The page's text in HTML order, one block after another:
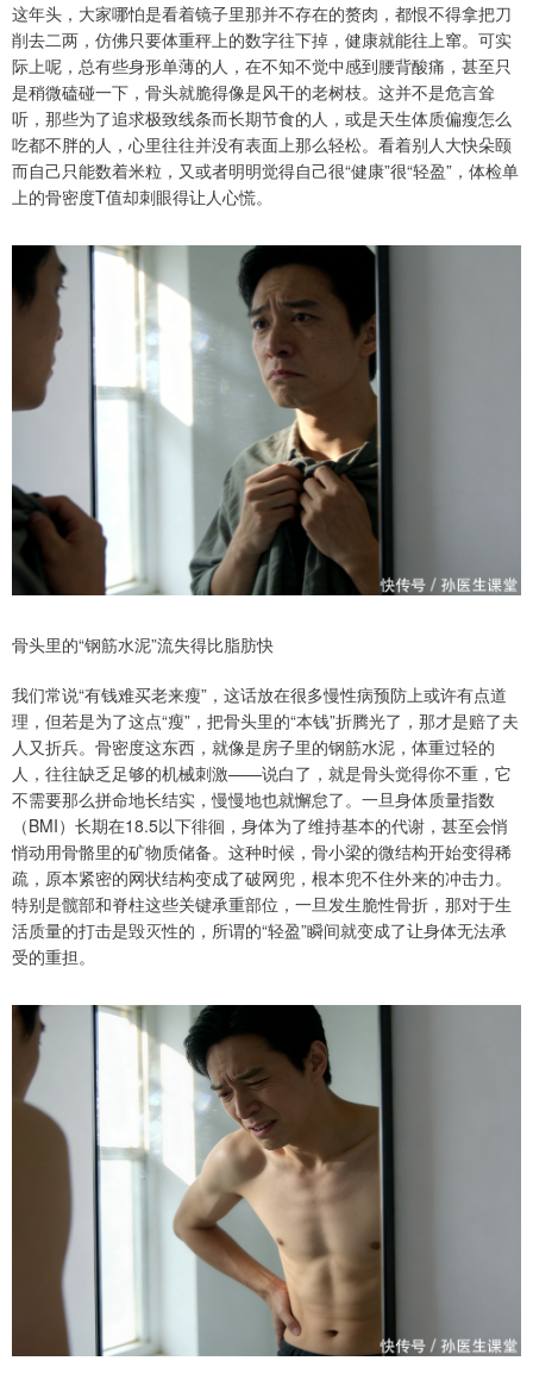
这年头，大家哪怕是看着镜子里那并不存在的赘肉，都恨不得拿把刀
削去二两，仿佛只要体重秤上的数字往下掉，健康就能往上窜。可实
际上呢，总有些身形单薄的人，在不知不觉中感到腰背酸痛，甚至只
是稍微磕碰一下，骨头就脆得像是风干的老树枝。这并不是危言耸
听，那些为了追求极致线条而长期节食的人，或是天生体质偏瘦怎么
吃都不胖的人，心里往往并没有表面上那么轻松。看着别人大快朵颐
而自己只能数着米粒，又或者明明觉得自己很“健康”很“轻盈”，体检单
上的骨密度T值却刺眼得让人心慌。
骨头里的“钢筋水泥”流失得比脂肪快
我们常说“有钱难买老来瘦”，这话放在很多慢性病预防上或许有点道
理，但若是为了这点“瘦”，把骨头里的“本钱”折腾光了，那才是赔了夫
人又折兵。骨密度这东西，就像是房子里的钢筋水泥，体重过轻的
人，往往缺乏足够的机械刺激——说白了，就是骨头觉得你不重，它
不需要那么拼命地长结实，慢慢地也就懈怠了。一旦身体质量指数
（BMI）长期在18.5以下徘徊，身体为了维持基本的代谢，甚至会悄
悄动用骨骼里的矿物质储备。这种时候，骨小梁的微结构开始变得稀
疏，原本紧密的网状结构变成了破网兜，根本兜不住外来的冲击力。
特别是髋部和脊柱这些关键承重部位，一旦发生脆性骨折，那对于生
活质量的打击是毁灭性的，所谓的“轻盈”瞬间就变成了让身体无法承
受的重担。